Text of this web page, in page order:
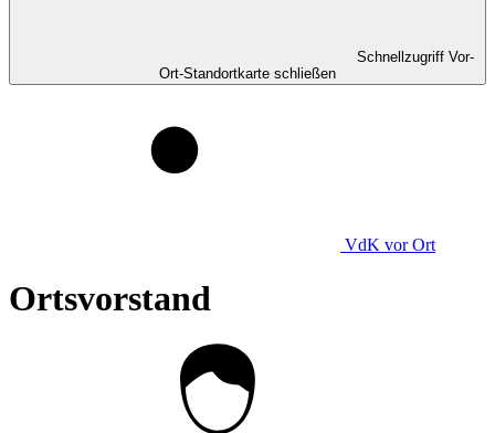
Schnellzugriff Vor-
Ort-Standortkarte schließen
VdK vor Ort
Ortsvorstand